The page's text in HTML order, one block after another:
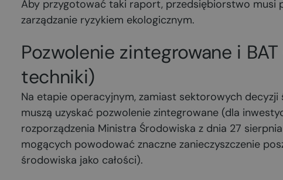
Aby przygotować taki raport, przedsiębiorstwo musi
zarządzanie ryzykiem ekologicznym.
Pozwolenie zintegrowane i
techniki)
Na etapie operacyjnym, zamiast sektorowych
muszą uzyskać pozwolenie zintegrowane (dla
rozporządzenia Ministra Środowiska z dnia 27
mogących powodować znaczne zanieczyszczenie
środowiska jako całości).